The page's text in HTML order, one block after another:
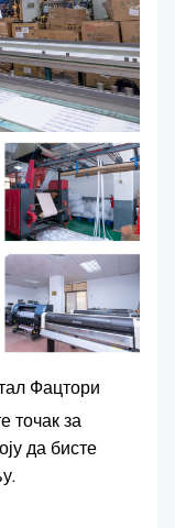
Фацтори
за
да бисте